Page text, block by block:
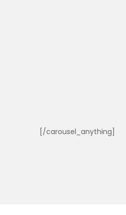
[/carousel_anything]